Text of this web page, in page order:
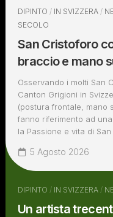
DIPINTO / IN SVIZZERA /
SECOLO
San Cristoforo
braccio e mano
Osservando i molti San
Canton Grigioni in
(postura frontale, mano
fanno riferimento ad
la Passione e vita di
5 Agosto 2026
DIPINTO / IN SVIZZERA /
Un artista